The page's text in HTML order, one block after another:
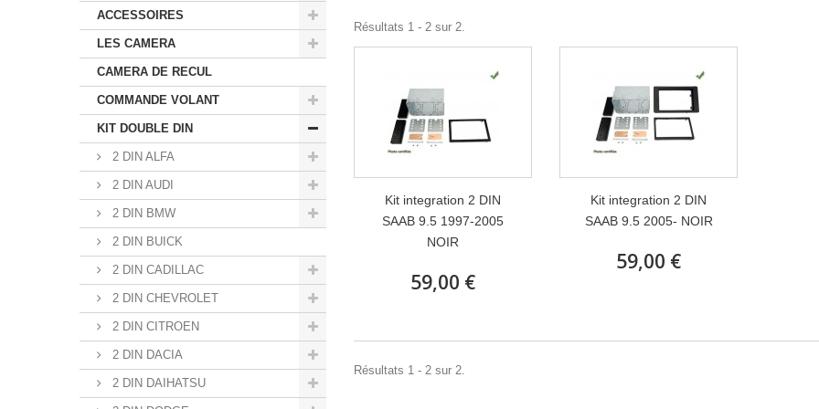
ACCESSOIRES
LES CAMERA
CAMERA DE RECUL
COMMANDE VOLANT
KIT DOUBLE DIN
2 DIN ALFA
2 DIN AUDI
2 DIN BMW
2 DIN BUICK
2 DIN CADILLAC
2 DIN CHEVROLET
2 DIN CITROEN
2 DIN DACIA
2 DIN DAIHATSU
Résultats 1 - 2 sur 2.
Kit integration 2 DIN
SAAB 9.5 1997-2005
NOIR
59,00 €
Kit integration 2 DIN
SAAB 9.5 2005- NOIR
59,00 €
Résultats 1 - 2 sur 2.